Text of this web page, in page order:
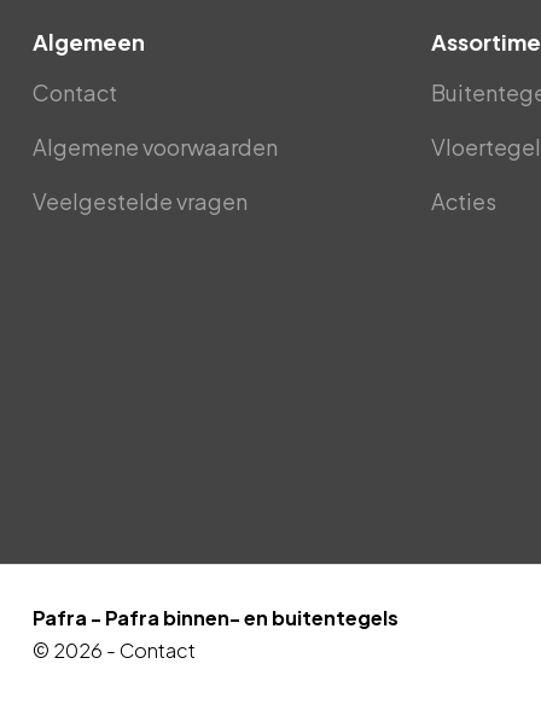
Algemeen
Contact
Algemene voorwaarden
Veelgestelde vragen
Acties
Pafra - Pafra binnen- en buitentegels
© 2026 - Contact